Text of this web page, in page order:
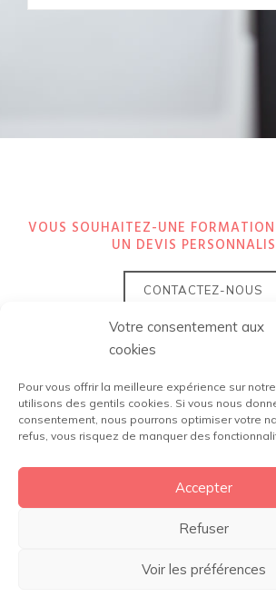
Votre consentement aux
cookies
Pour vous offrir la meilleure expérience sur
utilisons des gentils cookies. Si vous nous
consentement, nous pourrons optimiser votre
refus, vous risquez de manquer des
Accepter
Refuser
Voir les préférences
VOUS SOUHAITEZ-UNE
UN DEVIS
CONTACTEZ-NOUS
contact@digibloom.fr
04 88 44 72 33